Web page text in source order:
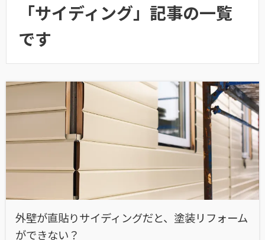
「サイディング」記事の一覧
です
外壁が直貼りサイディングだと、塗装リフォーム
ができない？